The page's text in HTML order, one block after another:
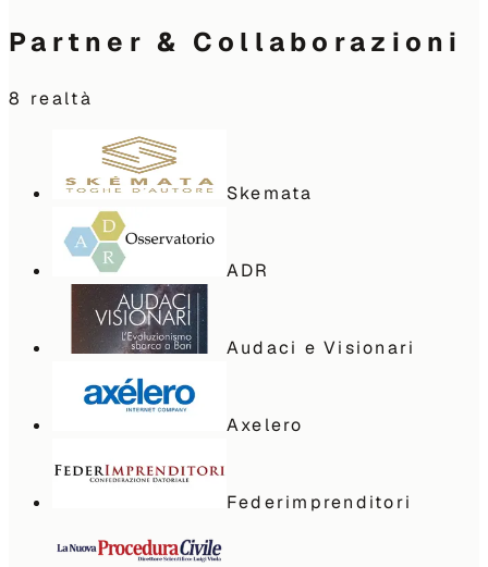
Partner & Collaborazioni
8 realtà
Skemata
ADR
Audaci e Visionari
Axelero
Federimprenditori